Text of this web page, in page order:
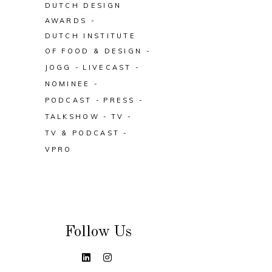
DUTCH DESIGN
AWARDS
DUTCH INSTITUTE
OF FOOD & DESIGN
JOGG
LIVECAST
NOMINEE
PODCAST
PRESS
TALKSHOW
TV
TV & PODCAST
VPRO
Follow Us